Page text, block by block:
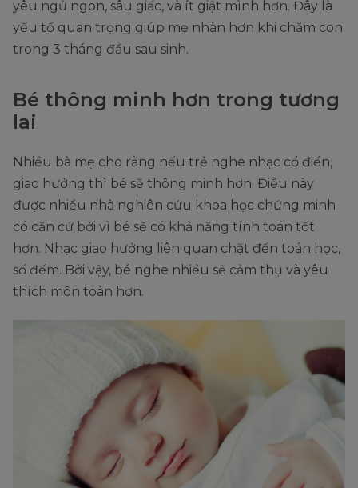
yêu ngủ ngon, sâu giấc, và ít giật mình hơn. Đây là
yếu tố quan trọng giúp mẹ nhàn hơn khi chăm con
trong 3 tháng đầu sau sinh.
Bé thông minh hơn trong tương
lai
Nhiều bà mẹ cho rằng nếu trẻ nghe nhạc cổ điển,
giao hưởng thì bé sẽ thông minh hơn. Điều này
được nhiều nhà nghiên cứu khoa học chứng minh
có căn cứ bởi vì bé sẽ có khả năng tính toán tốt
hơn. Nhạc giao hưởng liên quan chặt đến toán học,
số đếm. Bởi vậy, bé nghe nhiều sẽ cảm thụ và yêu
thích môn toán hơn.